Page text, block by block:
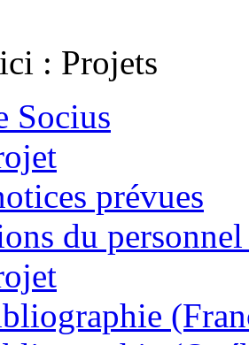
: Projets
Socius
prévues
du